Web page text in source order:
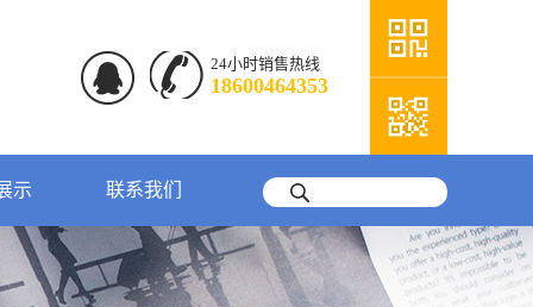
24小时销售热线
18600464353
示 联系我们